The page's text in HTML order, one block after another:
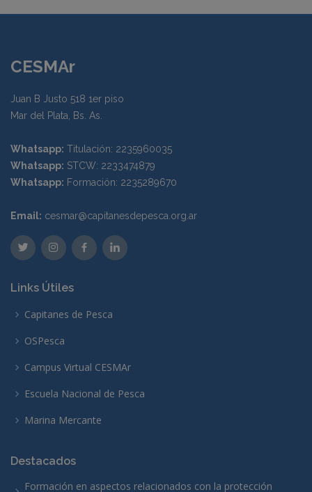
CESMAr
Juan B Justo 518 1er piso
Mar del Plata, Bs. As.
Whatsapp: Titulación: 2235960035
Whatsapp: STCW: 2233474879
Whatsapp: Formación: 2235289670
Email: cesmar@capitanesdepesca.org.ar
Links Útiles
Capitanes de Pesca
OSPesca
Campus Virtual CESMAr
Escuela Nacional de Pesca
Marina Mercante
Destacados
Formación en aspectos relacionados con la protección